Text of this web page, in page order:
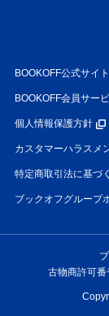
BOOKOFF公式サイト
BOOKOFF会員サー
個人情報保護方針
カスタマーハラスメ
特定商取引法に基づ
ブックオフグループ
古物商許可